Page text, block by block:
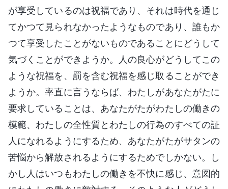
が享受しているのは祝福であり、それは時代を通じ
てかつて見られなかったようなものであり、誰もか
つて享受したことがないものであることにどうして
気づくことができようか。人の良心がどうしてこの
ような祝福を、罰を含む祝福を感じ取ることができ
ようか。率直に言うならば、わたしがあなたがたに
要求していることは、あなたがたがわたしの働きの
模範、わたしの全性質とわたしの行為のすべての証
人になれるようにするため、あなたがたがサタンの
苦悩から解放されるようにするためでしかない。し
かし人はいつもわたしの働きを不快に感じ、意図的